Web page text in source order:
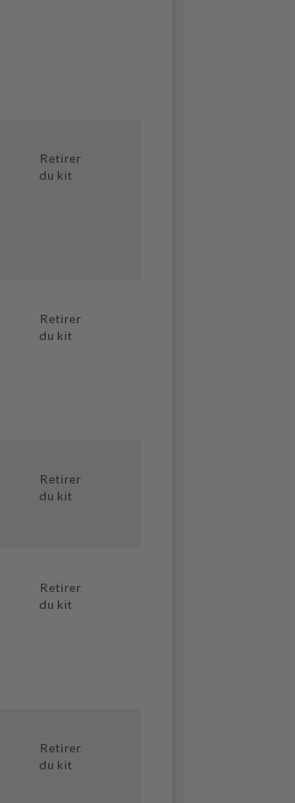
Retirer
du kit
Retirer
du kit
Retirer
du kit
Retirer
du kit
Retirer
du kit